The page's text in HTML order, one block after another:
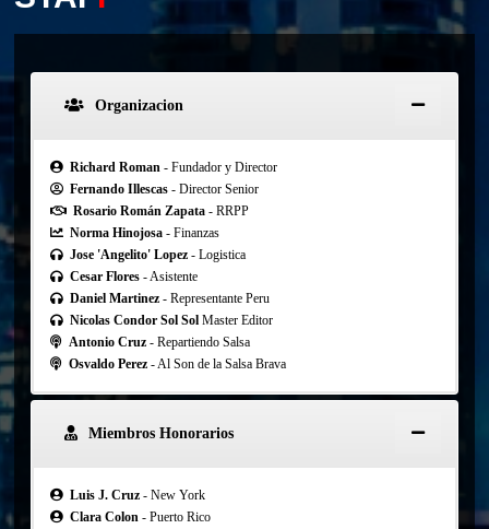
Organizacion
Richard Roman- Fundador y Director
Fernando Illescas- Director Senior
Rosario Román Zapata - RRPP
Norma Hinojosa- Finanzas
Jose 'Angelito' Lopez- Logistica
Cesar Flores- Asistente
Daniel Martinez- Representante Peru
Nicolas Condor Sol SolMaster Editor
Antonio Cruz- Repartiendo Salsa
Osvaldo Perez - Al Son de la Salsa Brava
Miembros Honorarios
Luis J. Cruz- New York
Clara Colon- Puerto Rico